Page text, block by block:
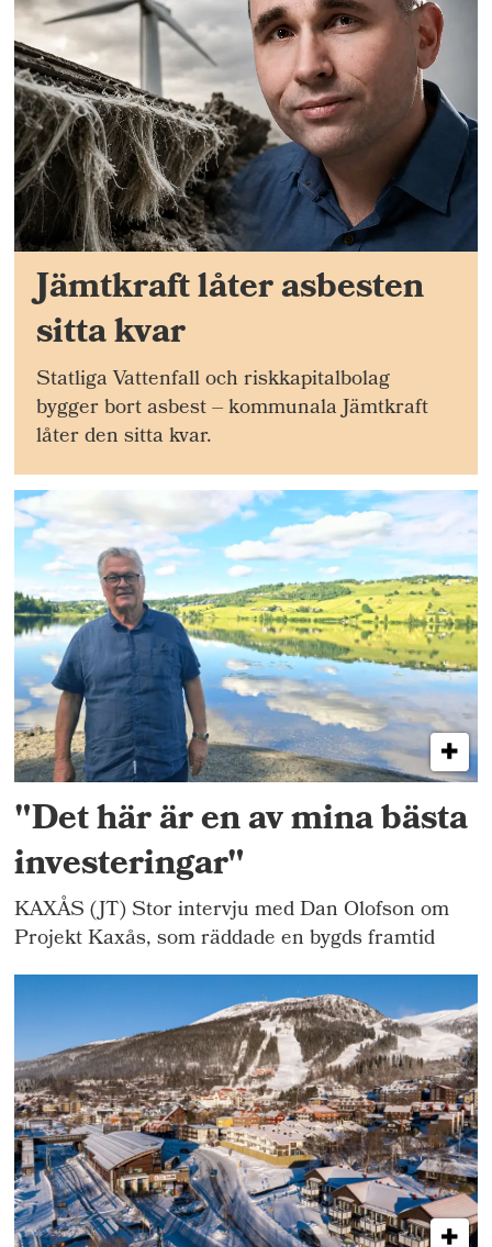
Jämtkraft låter asbesten
sitta kvar
Statliga Vattenfall och riskkapitalbolag
bygger bort asbest – kommunala Jämtkraft
låter den sitta kvar.
"Det här är en av mina bästa
investeringar"
KAXÅS (JT) Stor intervju med Dan Olofson om
Projekt Kaxås, som räddade en bygds framtid